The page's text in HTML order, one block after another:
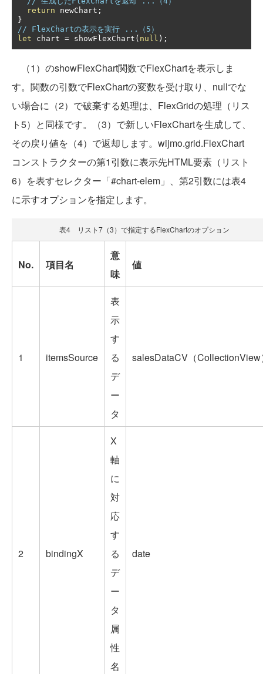
return newChart ;
}
// FlexChartの表示を実行 ...（5）
let chart = showFlexChart ( null );
（1）のshowFlexChart関数でFlexChartを表示しま
す。関数の引数でFlexChartの変数を受け取り、nullでな
い場合に（2）で破棄する処理は、FlexGridの処理（リス
ト5）と同様です。（3）で新しいFlexChartを生成して、
その戻り値を（4）で返却します。wijmo.grid.FlexChart
コンストラクターの第1引数に表示先HTML要素（リスト
6）を表すセレクター「#chart-elem」、第2引数には表4
に示すオプションを指定します。
表4 リスト7（3）で指定するFlexChartのオプション
No. 項目名
意
味
値
1 itemsSource
表
示
す
る
デ
ー
タ
salesDataCV（CollectionView
2 bindingX
X
軸
に
対
応
す
る
デ
ー
タ
属
性
名
date